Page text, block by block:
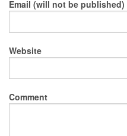
Email (will not be published)
Website
Comment